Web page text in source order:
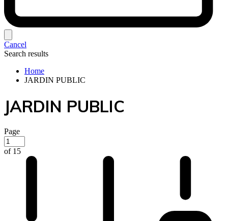
Cancel
Search results
Home
JARDIN PUBLIC
JARDIN PUBLIC
Page
of 15